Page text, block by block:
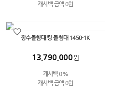
캐시백 금액 0원
장수돌침대 킹 돌침대 1450-1K
13,790,000원
캐시백 0%
캐시백 금액 0원